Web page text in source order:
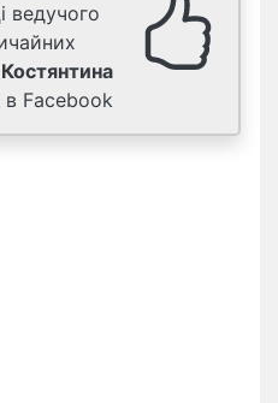
ведучого
Костянтина
в Facebook